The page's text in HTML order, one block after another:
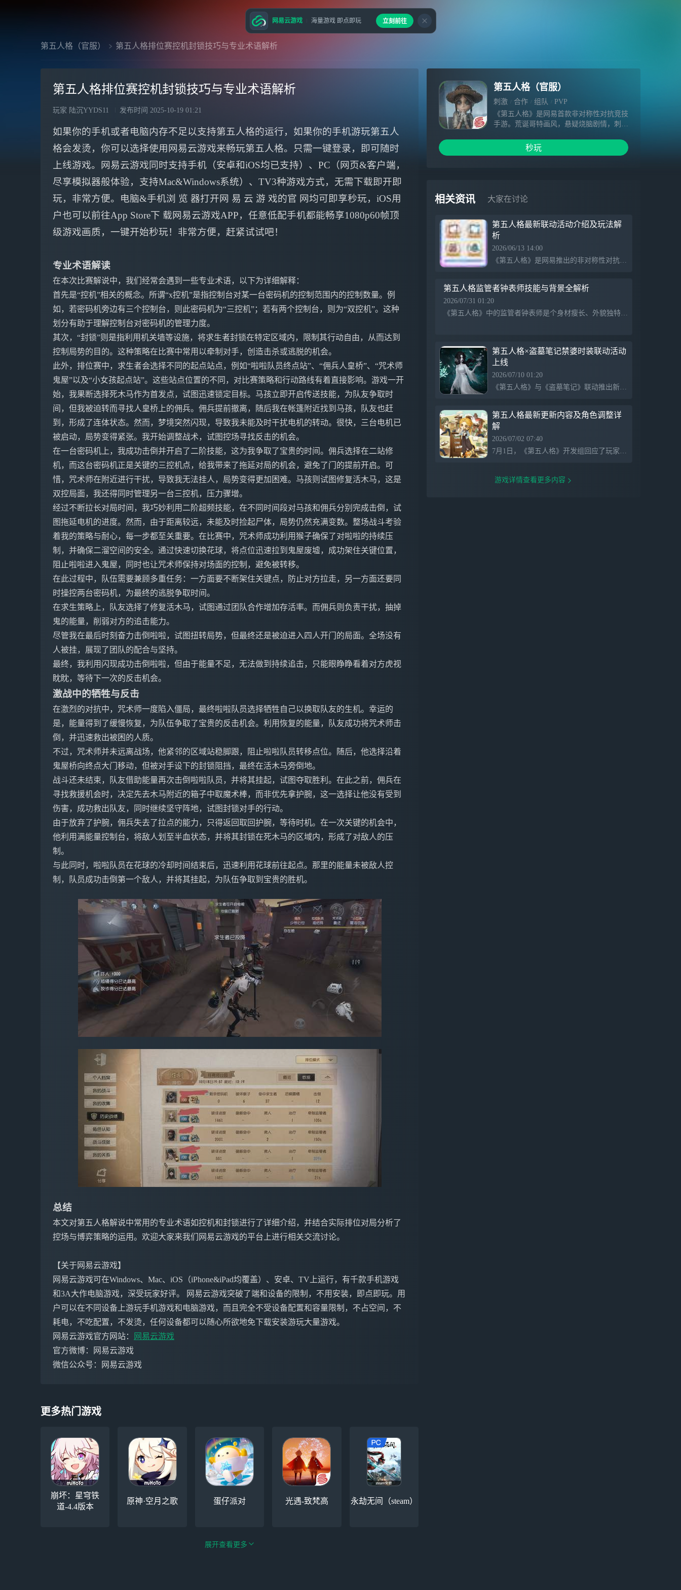
第五人格（官服） 第五人格排位赛控机封锁技巧与专业术语解析
第五人格排位赛控机封锁技巧与专业术语解析
玩家 陆沉YYDS11 发布时间 2025-10-19 01:21
如果你的手机或者电脑内存不足以支持第五人格的运行，如果你的手机游玩第五人
格会发烫，你可以选择使用网易云游戏来畅玩第五人格。只需一键登录，即可随时
上线游戏。网易云游戏同时支持手机（安卓和iOS均已支持）、PC（网页&客户端，
尽享模拟器般体验，支持Mac&Windows系统）、TV3种游戏方式，无需下载即开即
玩，非常方便。电脑&手机浏 览 器打开网 易 云 游 戏的官 网均可即享秒玩，iOS用
户也可以前往App Store下 载网易云游戏APP，任意低配手机都能畅享1080p60帧顶
级游戏画质，一键开始秒玩！非常方便，赶紧试试吧！
专业术语解读
在本次比赛解说中，我们经常会遇到一些专业术语，以下为详细解释：
首先是“控机”相关的概念。所谓“x控机”是指控制台对某一台密码机的控制范围内的控制数量。例
如，若密码机旁边有三个控制台，则此密码机为“三控机”；若有两个控制台，则为“双控机”。这种
划分有助于理解控制台对密码机的管理力度。
其次，“封锁”则是指利用机关墙等设施，将求生者封锁在特定区域内，限制其行动自由，从而达到
控制局势的目的。这种策略在比赛中常用以牵制对手，创造击杀或逃脱的机会。
此外，排位赛中，求生者会选择不同的起点站点，例如“啦啦队员终点站”、“佣兵人皇桥”、“咒术师
鬼屋”以及“小女孩起点站”。这些站点位置的不同，对比赛策略和行动路线有着直接影响。游戏一开
始，我果断选择死木马作为首发点，试图迅速锁定目标。马孩立即开启传送技能，为队友争取时
间，但我被迫转而寻找人皇桥上的佣兵。佣兵提前撤离，随后我在帐篷附近找到马孩，队友也赶
到，形成了连体状态。然而，梦境突然闪现，导致我未能及时干扰电机的转动。很快，三台电机已
被启动，局势变得紧张。我开始调整战术，试图控场寻找反击的机会。
在一台密码机上，我成功击倒并开启了二阶技能，这为我争取了宝贵的时间。佣兵选择在二站修
机，而这台密码机正是关键的三控机点，给我带来了拖延对局的机会，避免了门的提前开启。可
惜，咒术师在附近进行干扰，导致我无法挂人，局势变得更加困难。马孩则试图修复活木马，这是
双控局面，我还得同时管理另一台三控机，压力骤增。
经过不断拉长对局时间，我巧妙利用二阶超频技能，在不同时间段对马孩和佣兵分别完成击倒，试
图拖延电机的进度。然而，由于距离较远，未能及时捡起尸体，局势仍然充满变数。整场战斗考验
着我的策略与耐心，每一步都至关重要。在比赛中，咒术师成功利用猴子确保了对啦啦的持续压
制，并确保二溜空间的安全。通过快速切换花球，将点位迅速拉到鬼屋废墟，成功架住关键位置，
阻止啦啦进入鬼屋，同时也让咒术师保持对场面的控制，避免被转移。
在此过程中，队伍需要兼顾多重任务：一方面要不断架住关键点，防止对方拉走，另一方面还要同
时操控两台密码机，为最终的逃脱争取时间。
在求生策略上，队友选择了修复活木马，试图通过团队合作增加存活率。而佣兵则负责干扰，抽掉
鬼的能量，削弱对方的追击能力。
尽管我在最后时刻奋力击倒啦啦，试图扭转局势，但最终还是被迫进入四人开门的局面。全场没有
人被挂，展现了团队的配合与坚持。
最终，我利用闪现成功击倒啦啦，但由于能量不足，无法做到持续追击，只能眼睁睁看着对方虎视
眈眈，等待下一次的反击机会。
激战中的牺牲与反击
在激烈的对抗中，咒术师一度陷入僵局，最终啦啦队员选择牺牲自己以换取队友的生机。幸运的
是，能量得到了缓慢恢复，为队伍争取了宝贵的反击机会。利用恢复的能量，队友成功将咒术师击
倒，并迅速救出被困的人质。
不过，咒术师并未远离战场，他紧邻的区域站稳脚跟，阻止啦啦队员转移点位。随后，他选择沿着
鬼屋桥向终点大门移动，但被对手设下的封锁阻挡，最终在活木马旁倒地。
战斗还未结束，队友借助能量再次击倒啦啦队员，并将其挂起，试图夺取胜利。在此之前，佣兵在
寻找救援机会时，决定先去木马附近的箱子中取魔术棒，而非优先拿护腕，这一选择让他没有受到
伤害，成功救出队友，同时继续坚守阵地，试图封锁对手的行动。
由于放弃了护腕，佣兵失去了拉点的能力，只得返回取回护腕，等待时机。在一次关键的机会中，
他利用满能量控制台，将敌人划至半血状态，并将其封锁在死木马的区域内，形成了对敌人的压
制。
与此同时，啦啦队员在花球的冷却时间结束后，迅速利用花球前往起点。那里的能量未被敌人控
制，队员成功击倒第一个敌人，并将其挂起，为队伍争取到宝贵的胜机。
总结
本文对第五人格解说中常用的专业术语如控机和封锁进行了详细介绍，并结合实际排位对局分析了
控场与博弈策略的运用。欢迎大家来我们网易云游戏的平台上进行相关交流讨论。
【关于网易云游戏】
网易云游戏可在Windows、Mac、iOS（iPhone&iPad均覆盖）、安卓、TV上运行，有千款手机游戏
和3A大作电脑游戏，深受玩家好评。 网易云游戏突破了端和设备的限制，不用安装，即点即玩。用
户可以在不同设备上游玩手机游戏和电脑游戏，而且完全不受设备配置和容量限制，不占空间，不
耗电，不吃配置，不发烫，任何设备都可以随心所欲地免下载安装游玩大量游戏。
网易云游戏官方网站：
网易云游戏
官方微博：网易云游戏
微信公众号：网易云游戏
第五人格（官服）
刺激 合作 组队
PVP
《第五人格》是网易首款非对称性对抗竞技
手游。荒诞哥特画风，悬疑烧脑剧情，刺激
戏体验。玩家将扮演侦探奥尔菲斯，在收到
一封神秘的委托信后，进入恶名昭著的庄园
演监管者或求生者，展开激烈的对抗。而在
调查的过程，无限接近事实时，却发现越来
秒玩
相关资讯 大家在讨论
第五人格最新联动活动介绍及玩法解
析
2026/06/13 14:00
《第五人格》是网易推出的非对称性对抗竞技手游，采用荒诞哥特画风和悬疑剧情，结合1v4对抗玩法，为玩家带来独特体验。玩家将扮演记者爱丽丝·德罗斯，接到神秘邀请函后进入欧利蒂丝庄园进行调查，通过演绎法回顾真相，选择监管者或求生者角色与对手展开激烈对抗，最终揭开令人意想不到的秘密。
第五人格监管者钟表师技能与背景全解析
2026/07/31 01:20
《第五人格》中的监管者钟表师是个身材瘦长、外貌独特的角色，背景故事源于其贵族家庭与钟表技艺。他的武器为手杖，普攻时造成1点伤害。其核心技能是“记忆力”，可以在特定时间内使用，消耗记忆力进行记录与回放。记忆模式下，时刻变换与求生者互动会消耗其记忆力，增强游戏策略。
第五人格×盗墓笔记禁婆时装联动活动
上线
2026/07/10 01:20
《第五人格》与《盗墓笔记》联动推出新时装“渔女-禁婆”，将于7月16日上线。玩家可通过参与活动兑换时装，无需抽取精华。新时装展现出暗黑美学，渔女的造型变化引发玩家热议，游戏魅力持续吸引更多关注。活动期间，玩家可在指定地图中体验“水中怨魂”的全新场面，期待铁三角的集结与互动。
第五人格最新更新内容及角色调整详
解
2026/07/02 07:40
7月1日，《第五人格》开发组回应了玩家反馈的热门问题，确认渔女不会上线正式服，作曲家和鹿头钩子经过调整，牛仔在平衡更新中加强。赛前求生者队伍聊天功能暂未上线，自定义按键功能将解决卡顿问题。物品上锁功能和协会聊天功能获得优化。此外，官方计划在合适时机推出国际服赛事头像，明确下半年剧情资料片的新角色并非雕刻家。
游戏详情查看更多内容
更多热门游戏
崩坏：星穹铁
道-4.4版本
原神·空月之歌 蛋仔派对 光遇-致梵高 永劫无间（steam）
展开查看更多
网易云游戏 海量游戏 即点即玩 立刻前往